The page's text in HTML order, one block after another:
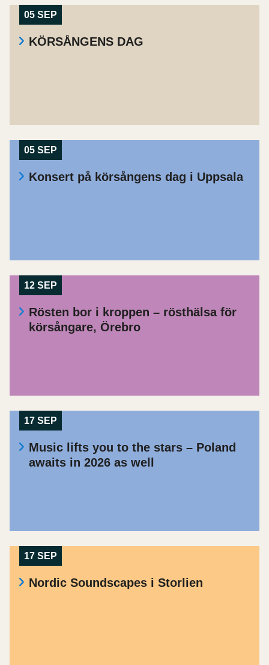
05 SEP
KÖRSÅNGENS DAG
05 SEP
Konsert på körsångens dag i Uppsala
12 SEP
Rösten bor i kroppen – rösthälsa för
körsångare, Örebro
17 SEP
Music lifts you to the stars – Poland
awaits in 2026 as well
17 SEP
Nordic Soundscapes i Storlien